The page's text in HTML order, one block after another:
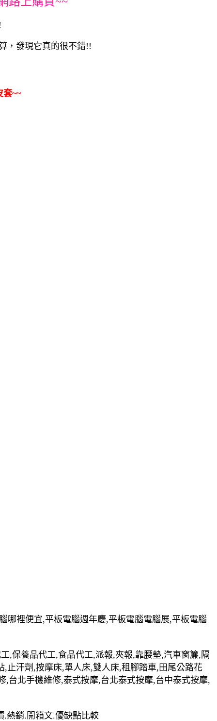
，發現它真的很不錯!!
套~~
哪裡便宜,平板電腦週年慶,平板電腦電腦展,平板電腦
,保養品代工,食品代工,派報,夾報,靠腰墊,汽車窗簾,隔
止汗劑,按摩床,單人床,雙人床,租腳踏車,田尾公路花
台北手機維修,泰式按摩,台北泰式按摩,台中泰式按摩,
.熱銷.開箱文.優缺點比較